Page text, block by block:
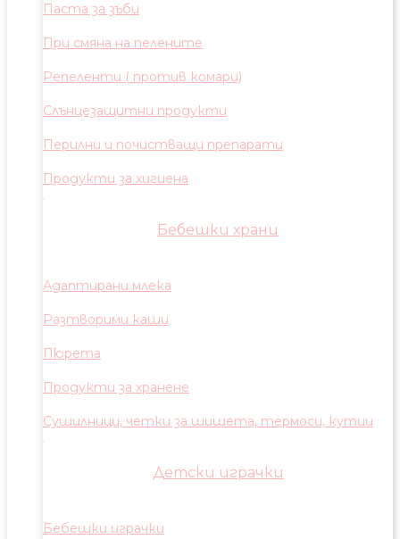
Паста за зъби
При смяна на пелените
Репеленти ( против комари)
Слънцезащитни продукти
Перилни и почистващи препарати
Продукти за хигиена
Бебешки храни
Адаптирани млека
Разтворими каши
Пюрета
Продукти за хранене
Сушилници, четки за шишета, термоси, кутии
Детски играчки
Бебешки играчки